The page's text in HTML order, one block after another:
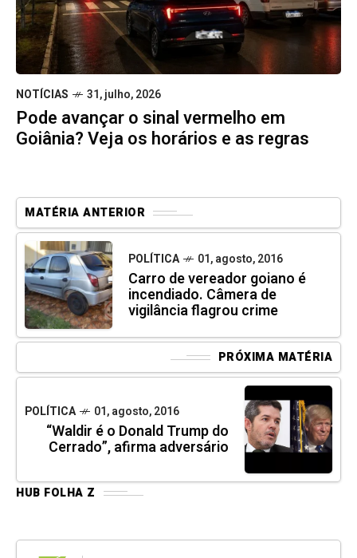
NOTÍCIAS 31, julho, 2026
Pode avançar o sinal vermelho em
Goiânia? Veja os horários e as regras
MATÉRIA ANTERIOR
POLÍTICA 01, agosto, 2016
Carro de vereador goiano é
incendiado. Câmera de
vigilância flagrou crime
PRÓXIMA MATÉRIA
POLÍTICA 01, agosto, 2016
“Waldir é o Donald Trump do
Cerrado”, afirma adversário
HUB FOLHA Z